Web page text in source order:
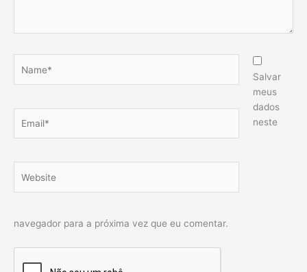
Salvar
meus
dados
neste
navegador para a próxima vez que eu comentar.